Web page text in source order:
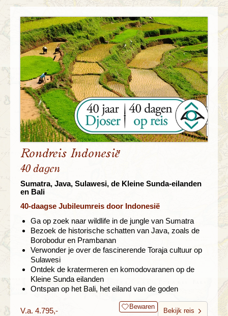
Rondreis Indonesië
40 dagen
Sumatra, Java, Sulawesi, de Kleine Sunda-eilanden
en Bali
40-daagse Jubileumreis door Indonesië
Ga op zoek naar wildlife in de jungle van Sumatra
Bezoek de historische schatten van Java, zoals de
Borobodur en Prambanan
Verwonder je over de fascinerende Toraja cultuur op
Sulawesi
Ontdek de kratermeren en komodovaranen op de
Kleine Sunda eilanden
Ontspan op het Bali, het eiland van de goden
V.a. 4.795,- Bewaren
Bekijk reis